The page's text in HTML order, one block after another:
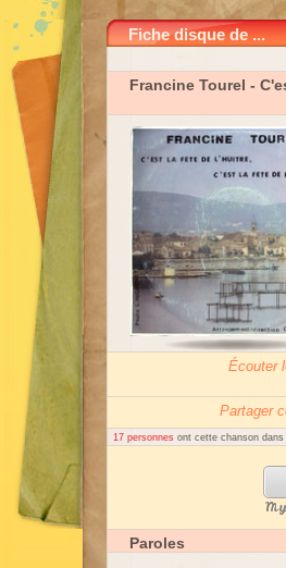
Fiche disque de ...
Francine Tourel -
Écouter
Partager
17 personnes ont cette chanson
Paroles